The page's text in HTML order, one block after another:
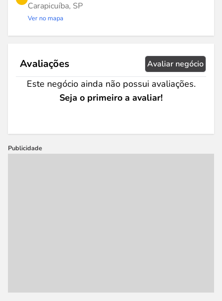
Carapicuíba, SP
Ver no mapa
Avaliações Avaliar negócio
Este negócio ainda não possui avaliações.
Seja o primeiro a avaliar!
Publicidade